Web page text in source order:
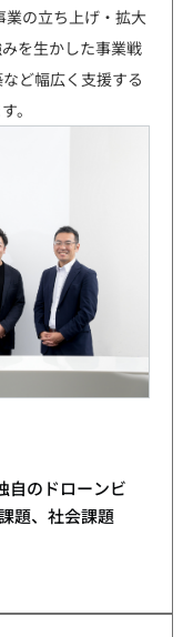
業の立ち上げ・拡大
を生かした事業戦
ど幅広く支援する
。
自のドローンビ
題、社会課題